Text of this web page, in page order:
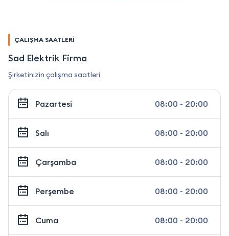
ÇALIŞMA SAATLERİ
Sad Elektrik Firma
Şirketinizin çalışma saatleri
Pazartesi 08:00 - 20:00
Salı 08:00 - 20:00
Çarşamba 08:00 - 20:00
Perşembe 08:00 - 20:00
Cuma 08:00 - 20:00